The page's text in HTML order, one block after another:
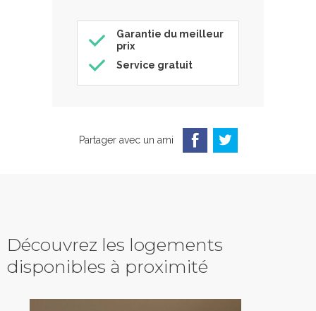
Garantie du meilleur
prix
Service gratuit
Partager avec un ami
Découvrez les logements
disponibles à proximité